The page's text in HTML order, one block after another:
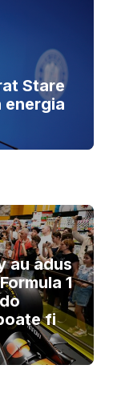
Stare
energia
au adus
1
fi